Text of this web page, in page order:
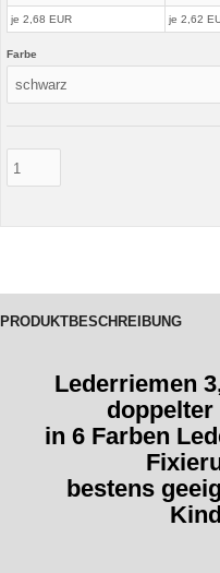
je 2,68 EUR je 2,62
Farbe
PRODUKTBESCHREIBUNG
Lederriemen
doppelter
in 6 Farben
bestens